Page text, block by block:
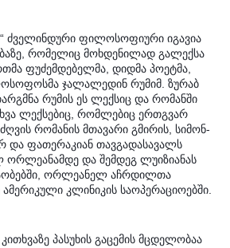
ძველინდური ფილოსოფიური იგავია
რომელიც მოხდენილად გალექსა
ფუძემდებელმა, დიდმა პოეტმა,
ჯალალედინ რუმიმ. ზურაბ
რუმის ეს ლექსიც და რომანში
ლექსებიც, რომლებიც ერთგვარ
რომანის მთავარი გმირის, სიმონ-
და ფათერაკიან თავგადასავალს
ორლეანამდე და შემდეგ ლუიზიანას
ორლეანელ აჩრდილთა
კლინიკის საოპერაციოებში.
პასუხის გაცემის მცდელობაა